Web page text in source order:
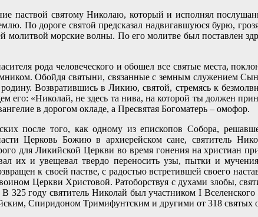
паствой святому Николаю, который и исполнял
По дороге святой предсказал надвигавшуюся бурю,
молитвой морские волны. По его молитве был поставлен
рода человеческого и обошел все святые места,
Обойдя святыни, связанные с земным служением
Возвратившись в Ликию, святой, стремясь к
«Николай, не здесь та нива, на которой ты должен
в дорогом окладе, а Пресвятая Богоматерь – омофор.
после того, как одному из епископов Собора,
Церковь Божию в архиерейском сане, святитель
для Ликийской Церкви во время гонения на христиан
их и увещевал твердо переносить узы, пытки и
к своей пастве, с радостью встретившей своего
Церкви Христовой. Ратоборствуя с духами злобы,
году святитель Николай был участником I
Спиридоном Тримифунтским и другими от 318 святых